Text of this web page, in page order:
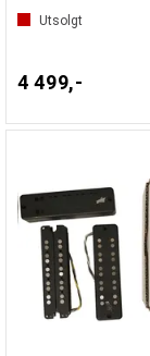
Utsolgt
4 499,-